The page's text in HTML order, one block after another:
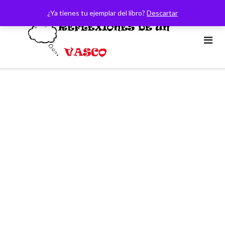
¿Ya tienes tu ejemplar del libro? Descartar
contenido